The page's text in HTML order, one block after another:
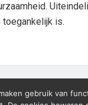
toegankelijk is.
gebruik van